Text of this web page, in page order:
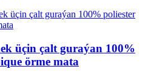
üçin çalt guraýan 100%
örme mata